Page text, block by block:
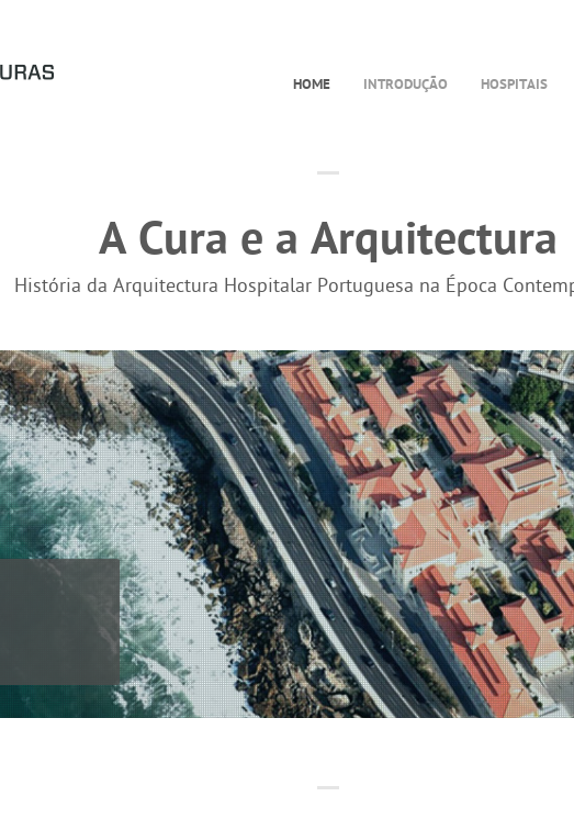
HOME INTRODUÇÃO HOSPITAIS
A Cura e a Arquitectura
História da Arquitectura Hospitalar Portuguesa na Época